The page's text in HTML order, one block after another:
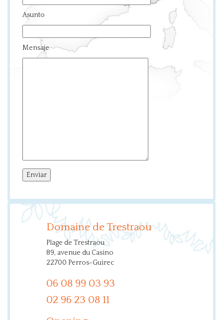
Asunto
Mensaje
Domaine de Trestraou
Plage de Trestraou
89, avenue du Casino
22700 Perros-Guirec
06 08 99 03 93
02 96 23 08 11